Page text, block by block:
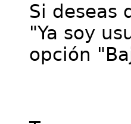
Si deseas
"Ya soy
opción